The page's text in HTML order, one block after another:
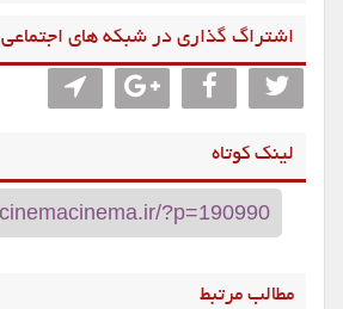
اشتراگ گذاری در شبکه های اجتماعی
لینک کوتاه
مطالب مرتبط